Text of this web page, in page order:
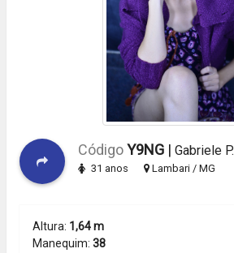
CódigoY9NG | Gabriele P.
31 anos Lambari / MG
Altura: 1,64 m
Manequim: 38